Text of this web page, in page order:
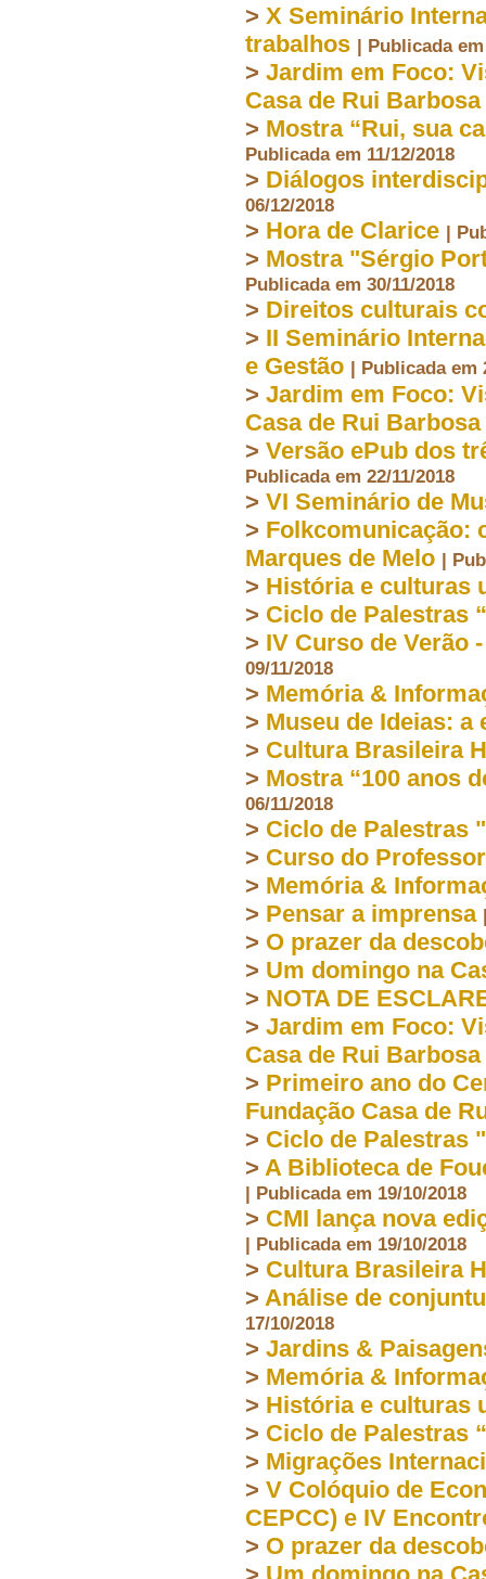
> X Seminário
trabalhos | Publicada em
> Jardim em Foco:
Casa de Rui Barbosa
> Mostra “Rui, sua
Publicada em 11/12/2018
> Diálogos
06/12/2018
> Hora de Clarice |
> Mostra "Sérgio
Publicada em 30/11/2018
> Direitos culturais
> II Seminário
e Gestão | Publicada em
> Jardim em Foco:
Casa de Rui Barbosa
> Versão ePub dos
Publicada em 22/11/2018
> VI Seminário de
> Folkcomunicação:
Marques de Melo |
> História e culturas
> Ciclo de Palestras
> IV Curso de Verão
09/11/2018
> Memória &
> Museu de Ideias: a
> Cultura Brasileira
> Mostra “100 anos
06/11/2018
> Ciclo de Palestras
> Curso do
> Memória &
> Pensar a imprensa
> O prazer da
> Um domingo na
> NOTA DE
> Jardim em Foco:
Casa de Rui Barbosa
> Primeiro ano do
Fundação Casa de
> Ciclo de Palestras
> A Biblioteca de
| Publicada em 19/10/2018
> CMI lança nova
| Publicada em 19/10/2018
> Cultura Brasileira
> Análise de
17/10/2018
> Jardins &
> Memória &
> História e culturas
> Ciclo de Palestras
> Migrações
> V Colóquio de
CEPCC) e IV
> O prazer da